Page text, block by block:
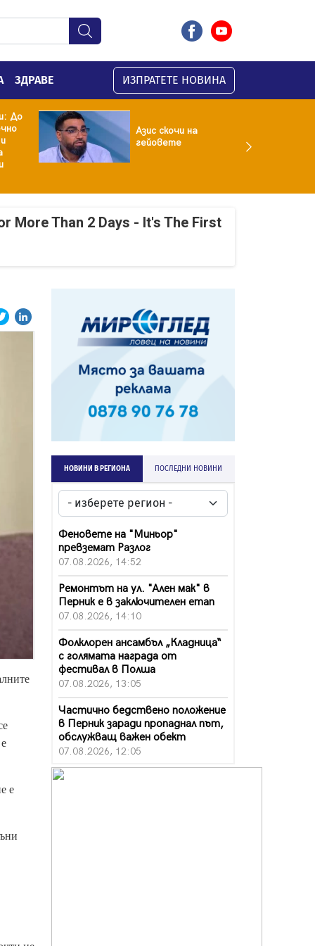
ЗДРАВЕ ИЗПРАТЕТЕ НОВИНА
До
Азис скочи на
гейовете
More Than 2 Days - It's The First
е
НОВИНИ В РЕГИОНА ПОСЛЕДНИ НОВИНИ
Феновете на "Миньор"
превземат Разлог
07.08.2026, 14:52
Ремонтът на ул. "Ален мак" в
Перник е в заключителен етап
07.08.2026, 14:10
Фолклорен ансамбъл „Кладница“
с голямата награда от
фестивал в Полша
07.08.2026, 13:05
Частично бедствено положение
в Перник заради пропаднал път,
обслужващ важен обект
07.08.2026, 12:05
Да отговорим на жегите с филм